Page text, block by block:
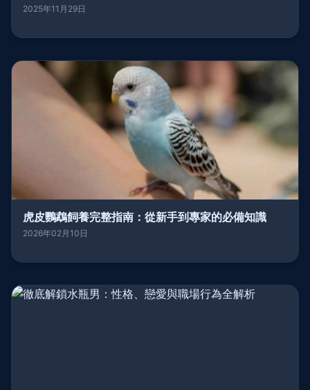
2025年11月29日
虎皮鸚鵡飼養完整指南：從新手到專家的必備知識
2026年02月10日